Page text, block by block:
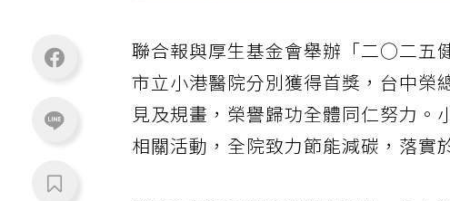
聯合報與厚生基金會舉辦「二○二五
市立小港醫院分別獲得首獎，台中榮
見及規畫，榮譽歸功全體同仁努力。
相關活動，全院致力節能減碳，落實